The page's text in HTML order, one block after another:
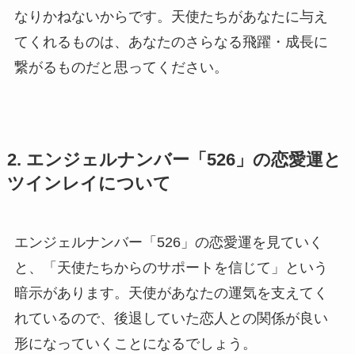
なりかねないからです。天使たちがあなたに与え
てくれるものは、あなたのさらなる飛躍・成長に
繋がるものだと思ってください。
2. エンジェルナンバー「526」の恋愛運と
ツインレイについて
エンジェルナンバー「526」の恋愛運を見ていく
と、「天使たちからのサポートを信じて」という
暗示があります。天使があなたの運気を支えてく
れているので、後退していた恋人との関係が良い
形になっていくことになるでしょう。